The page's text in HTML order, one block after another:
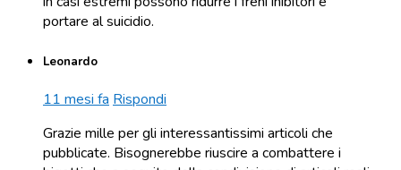
portare al suicidio.
Leonardo
11 mesi fa Rispondi
Grazie mille per gli interessantissimi articoli che
pubblicate. Bisognerebbe riuscire a combattere i